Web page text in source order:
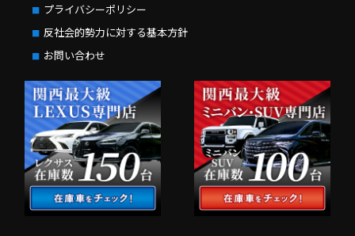
プライバシーポリシー
反社会的勢力に対する基本方針
お問い合わせ